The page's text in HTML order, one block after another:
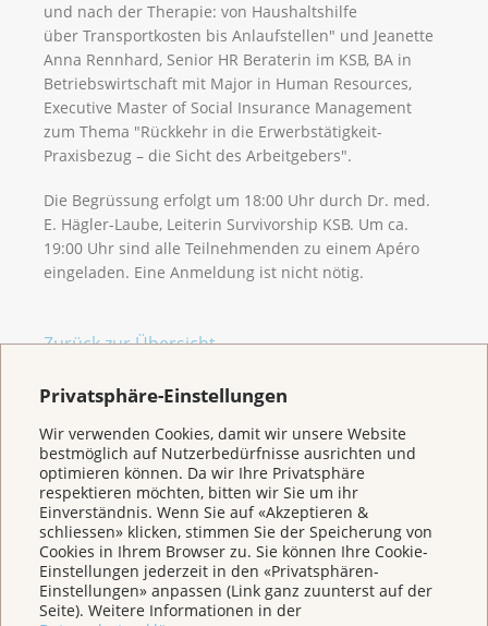
Privatsphäre-Einstellungen
Wir verwenden Cookies, damit wir unsere Website
bestmöglich auf Nutzerbedürfnisse ausrichten und
optimieren können. Da wir Ihre Privatsphäre
respektieren möchten, bitten wir Sie um ihr
Einverständnis. Wenn Sie auf «Akzeptieren &
schliessen» klicken, stimmen Sie der Speicherung von
Cookies in Ihrem Browser zu. Sie können Ihre Cookie-
Einstellungen jederzeit in den «Privatsphären-
Einstellungen» anpassen (Link ganz zuunterst auf der
Seite). Weitere Informationen in der
und nach der Therapie: von Haushaltshilfe
über Transportkosten bis Anlaufstellen" und Jeanette
Anna Rennhard, Senior HR Beraterin im KSB, BA in
Betriebswirtschaft mit Major in Human Resources,
Executive Master of Social Insurance Management
zum Thema "Rückkehr in die Erwerbstätigkeit-
Praxisbezug – die Sicht des Arbeitgebers".
Die Begrüssung erfolgt um 18:00 Uhr durch Dr. med.
E. Hägler-Laube, Leiterin Survivorship KSB. Um ca.
19:00 Uhr sind alle Teilnehmenden zu einem Apéro
eingeladen. Eine Anmeldung ist nicht nötig.
Zurück zur Übersicht
Weitere Themen